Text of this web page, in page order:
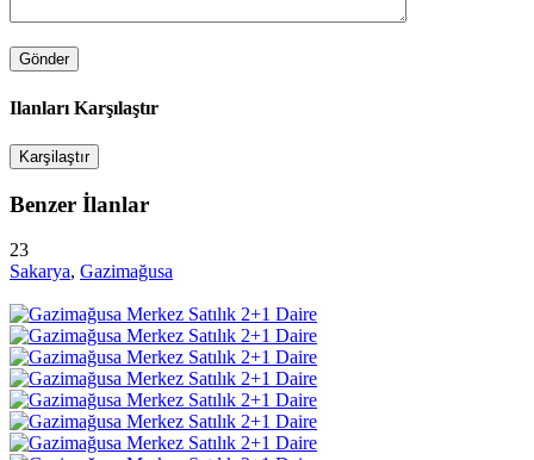
Ilanları Karşılaştır
Karşilaştır
Benzer İlanlar
23
Sakarya, Gazimağusa